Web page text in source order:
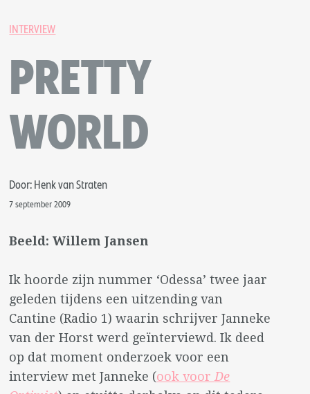
INTERVIEW
PRETTY
WORLD
Door: Henk van Straten
7 september 2009
Beeld: Willem Jansen
Ik hoorde zijn nummer ‘Odessa’ twee jaar
geleden tijdens een uitzending van
Cantine (Radio 1) waarin schrijver Janneke
van der Horst werd geïnterviewd. Ik deed
op dat moment onderzoek voor een
interview met Janneke (ook voor De